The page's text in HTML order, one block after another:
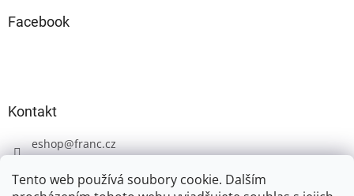
Tento web používá soubory cookie. Dalším
Facebook
Kontakt
eshop@franc.cz